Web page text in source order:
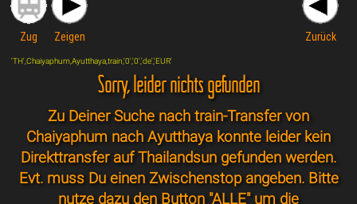
Zug Zeigen Zurück
'TH',Chaiyaphum,Ayutthaya,train,'0','0','de','EUR'
Sorry, leider nichts gefunden
Zu Deiner Suche nach train-Transfer von
Chaiyaphum nach Ayutthaya konnte leider kein
Direkttransfer auf Thailandsun gefunden werden.
Evt. muss Du einen Zwischenstop angeben. Bitte
nutze dazu den Button "ALLE" um die